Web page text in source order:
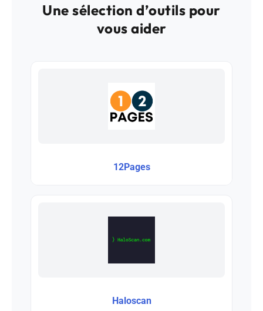
Une sélection d’outils pour
vous aider
12Pages
Haloscan